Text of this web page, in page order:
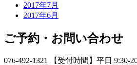
2017年7月
2017年6月
ご予約・お問い合わせ
076-492-1321 【受付時間】平日 9:30-